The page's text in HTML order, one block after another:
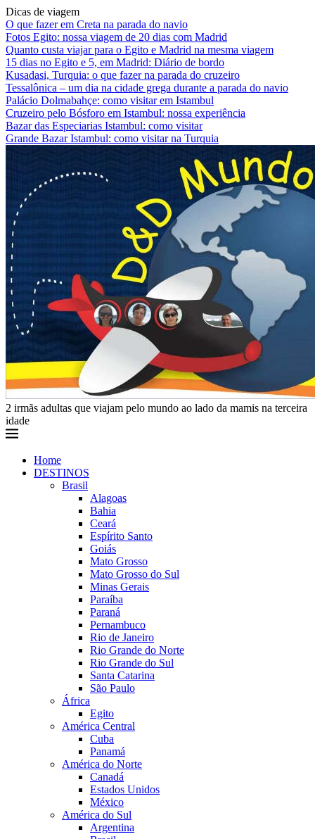
Dicas de viagem
O que fazer em Creta na parada do navio
Fotos Egito: nossa viagem de 20 dias com Madrid
Quanto custa viajar para o Egito e Madrid na mesma viagem
15 dias no Egito e 5, em Madrid: Diário de bordo
Kusadasi, Turquia: o que fazer na parada do cruzeiro
Tessalônica – um dia na cidade grega durante a parada do navio
Palácio Dolmabahçe: como visitar em Istambul
Cruzeiro pelo Bósforo em Istambul: nossa experiência
Bazar das Especiarias Istambul: como visitar
Grande Bazar Istambul: como visitar na Turquia
2 irmãs adultas que viajam pelo mundo ao lado da mamis na terceira
idade
Home
DESTINOS
Brasil
Alagoas
Bahia
Ceará
Espírito Santo
Goiás
Mato Grosso
Mato Grosso do Sul
Minas Gerais
Paraíba
Paraná
Pernambuco
Rio de Janeiro
Rio Grande do Norte
Rio Grande do Sul
Santa Catarina
São Paulo
África
Egito
América Central
Cuba
Panamá
América do Norte
Canadá
Estados Unidos
México
América do Sul
Argentina